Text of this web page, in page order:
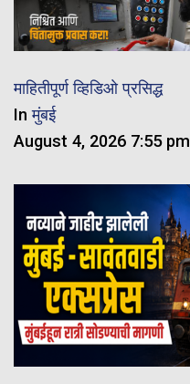
माहितीपूर्ण व्हिडिओ प्रसिद्ध
Inमुंबई
August 4, 2026 7:55 pm